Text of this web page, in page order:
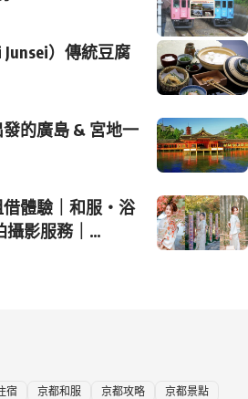
）傳統豆腐
的廣島 & 宮地一
體驗｜和服・浴
影服務｜
宿 京都和服 京都攻略
京都景點